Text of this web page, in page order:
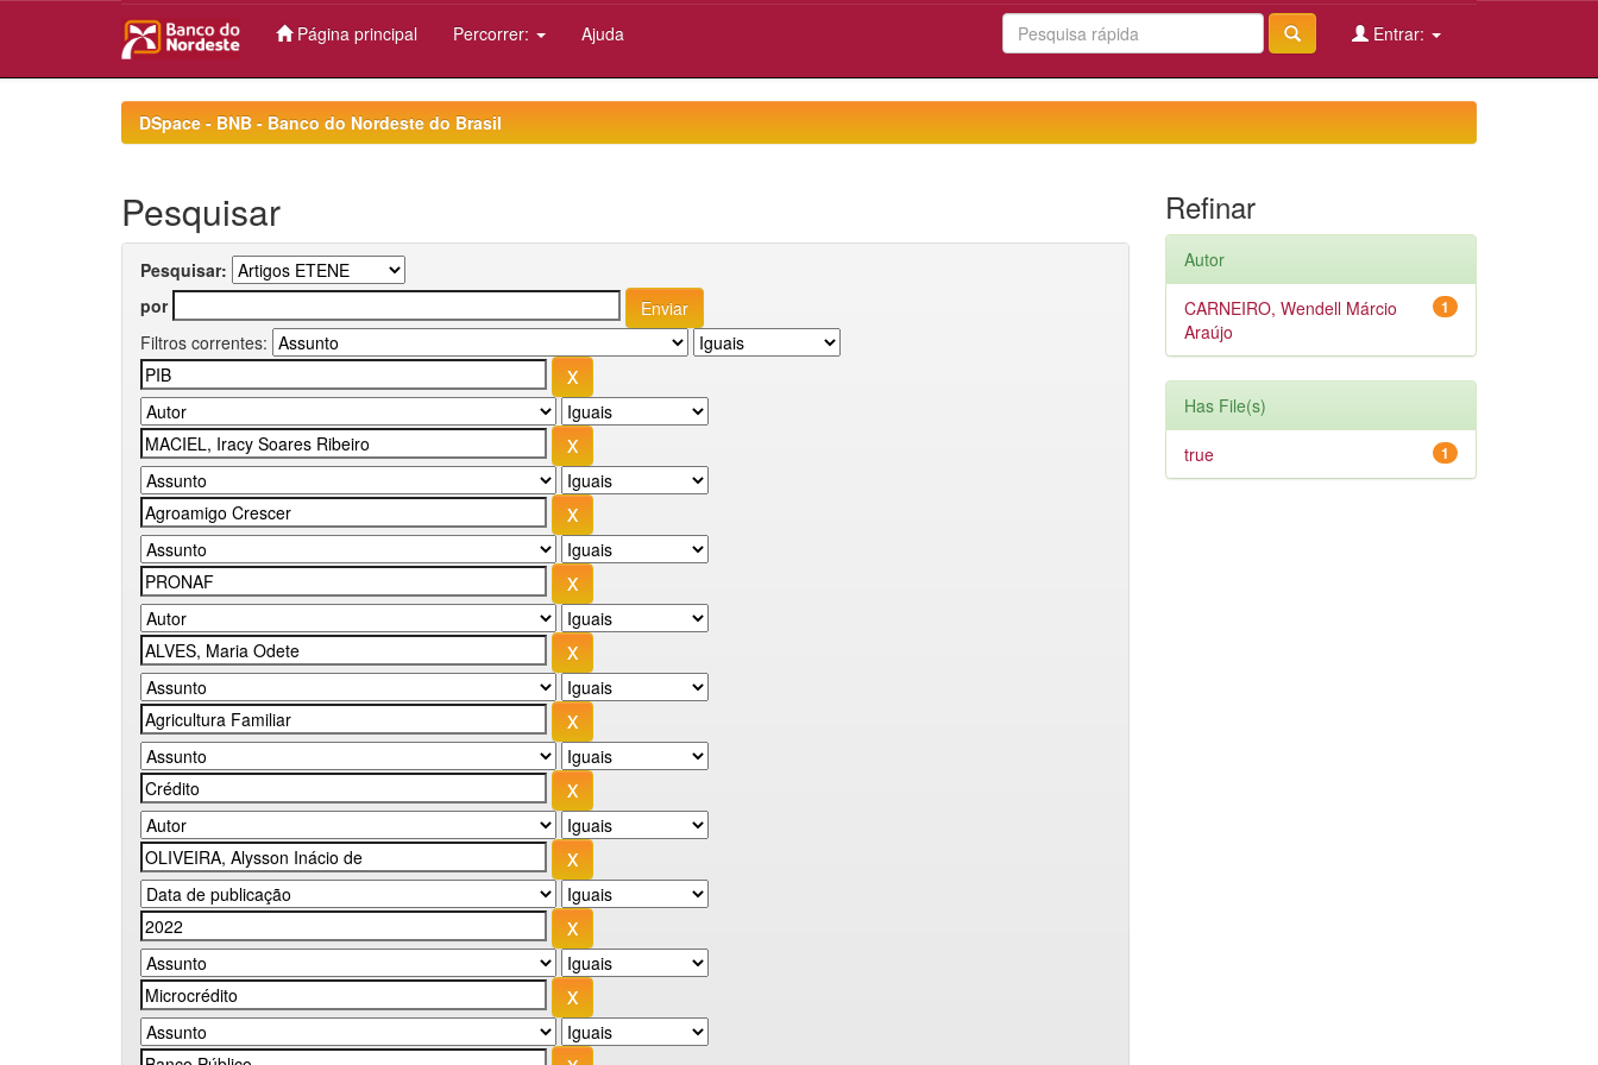
Página principal Percorrer: Ajuda Entrar:
DSpace - BNB - Banco do Nordeste do Brasil
Pesquisar
Pesquisar:
por
Filtros correntes:
Refinar
Autor
1
CARNEIRO, Wendell Márcio
Araújo
Has File(s)
1
true